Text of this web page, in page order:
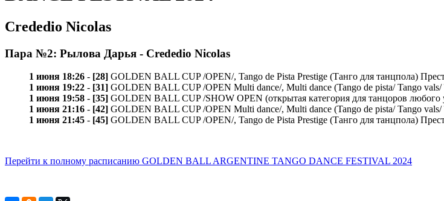
Crededio Nicolas
Пара №2: Рылова Дарья - Crededio Nicolas
1 июня 18:26 - [28] GOLDEN BALL CUP /OPEN/, Tango de Pista Prestige (Танго для танцпола)
1 июня 19:22 - [31] GOLDEN BALL CUP /OPEN Multi dance/, Multi dance (Tango de pista/ Tango
1 июня 19:58 - [35] GOLDEN BALL CUP /SHOW OPEN (открытая категория для танцоров
1 июня 21:16 - [42] GOLDEN BALL CUP /OPEN Multi dance/, Multi dance (Tango de pista/ Tango
1 июня 21:45 - [45] GOLDEN BALL CUP /OPEN/, Tango de Pista Prestige (Танго для танцпола)
Перейти к полному расписанию GOLDEN BALL ARGENTINE TANGO DANCE FESTIVAL 2024